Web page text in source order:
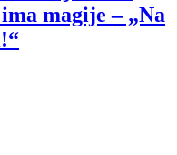
magije – „Na